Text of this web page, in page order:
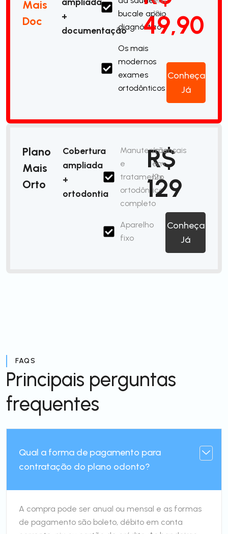
Mais
Doc
+
documentação
bucale apoio
diagnóstico
Os mais
modernos
exames
ortodônticos
49,90
12x
Conheça
Já
Plano
Mais
Orto
Cobertura
ampliada
+
ortodontia
Manutenção
e
tratamento
ortodôntico
completo
Aparelho
fixo
R$
129
/mensais
em
12x
Conheça
Já
FAQS
Principais perguntas
frequentes
Qual a forma de pagamento para
contratação do plano odonto?
A compra pode ser anual ou mensal e as formas
de pagamento são boleto, débito em conta